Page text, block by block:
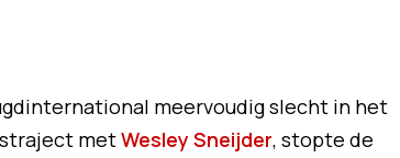
meervoudig slecht in het
metWesley Sneijder, stopte de